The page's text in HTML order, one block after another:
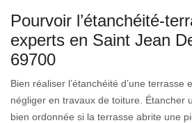
Pourvoir l’étanchéité-
experts en Saint Jean
69700
Bien réaliser l’étanchéité d’une terrasse
négliger en travaux de toiture. Étancher
bien ordonnée si la terrasse abrite une